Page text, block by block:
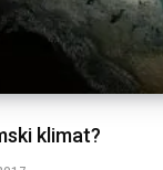
klimat?